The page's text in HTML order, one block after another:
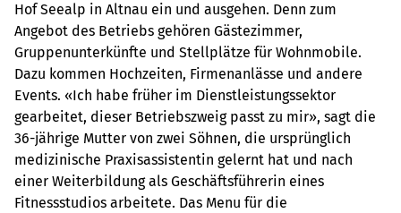
Hof Seealp in Altnau ein und ausgehen. Denn zum
Angebot des Betriebs gehören Gästezimmer,
Gruppenunterkünfte und Stellplätze für Wohnmobile.
Dazu kommen Hochzeiten, Firmenanlässe und andere
Events. «Ich habe früher im Dienstleistungssektor
gearbeitet, dieser Betriebszweig passt zu mir», sagt die
36-jährige Mutter von zwei Söhnen, die ursprünglich
medizinische Praxisassistentin gelernt hat und nach
einer Weiterbildung als Geschäftsführerin eines
Fitnessstudios arbeitete. Das Menu für die